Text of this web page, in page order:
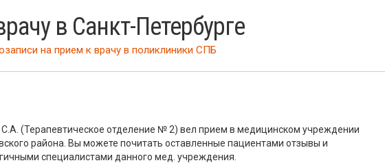
в Санкт-Петербурге
на прием к врачу в поликлиники СПБ
(Терапевтическое отделение № 2) вел прием в медицинском учреждении
района. Вы можете почитать оставленные пациентами отзывы и
специалистами данного мед. учреждения.